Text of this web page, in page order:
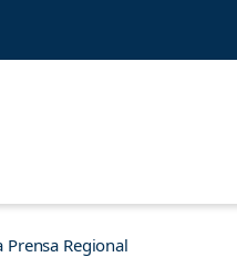
Prensa Regional